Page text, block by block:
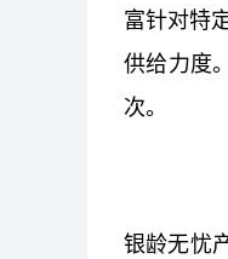
富针对特
供给力度
次。
银龄无忧